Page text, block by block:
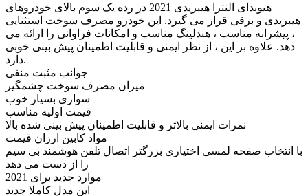
هیوندای النترا هیبریدی 2021 در رده یک سوم بالای خودروهای
هیبریدی و برقی قرار می گیرد. این خودرو مصرف سوخت استثنایی
، پیشرانه مناسب ، هندلینگ مناسب و امکانات فراوانی را ارائه می
دهد. علاوه بر این ، از نظر ایمنی و قابلیت اطمینان پیش بینی خوبی
دارد.
جوانب مثبت منفی
میزان مصرف سوخت چشمگیر
سواری بسیار خوب
قیمت اولیه مناسب
نمرات ایمنی بالاتر و قابلیت اطمینان پیش بینی شده بالا
مواد کابین ارزان قیمت
با انتخاب صفحه لمسی اختیاری بزرگتر اتصال تلفن هوشمند بی سیم
را از دست می دهد
موارد جدید برای 2021
این مدل کاملا جدید